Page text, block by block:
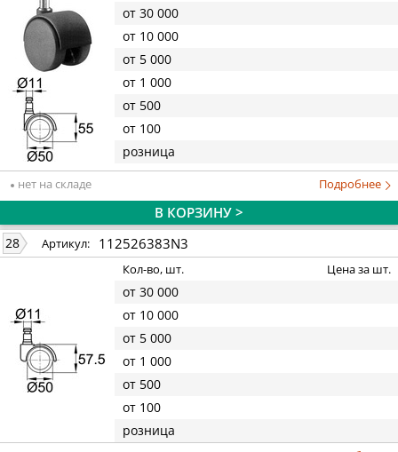
от 30 000
от 10 000
от 5 000
от 1 000
от 500
от 100
розница
нет на складе Подробнее
В КОРЗИНУ >
28 Артикул: 112526383N3
Кол-во, шт. Цена за шт.
от 30 000
от 10 000
от 5 000
от 1 000
от 500
от 100
розница